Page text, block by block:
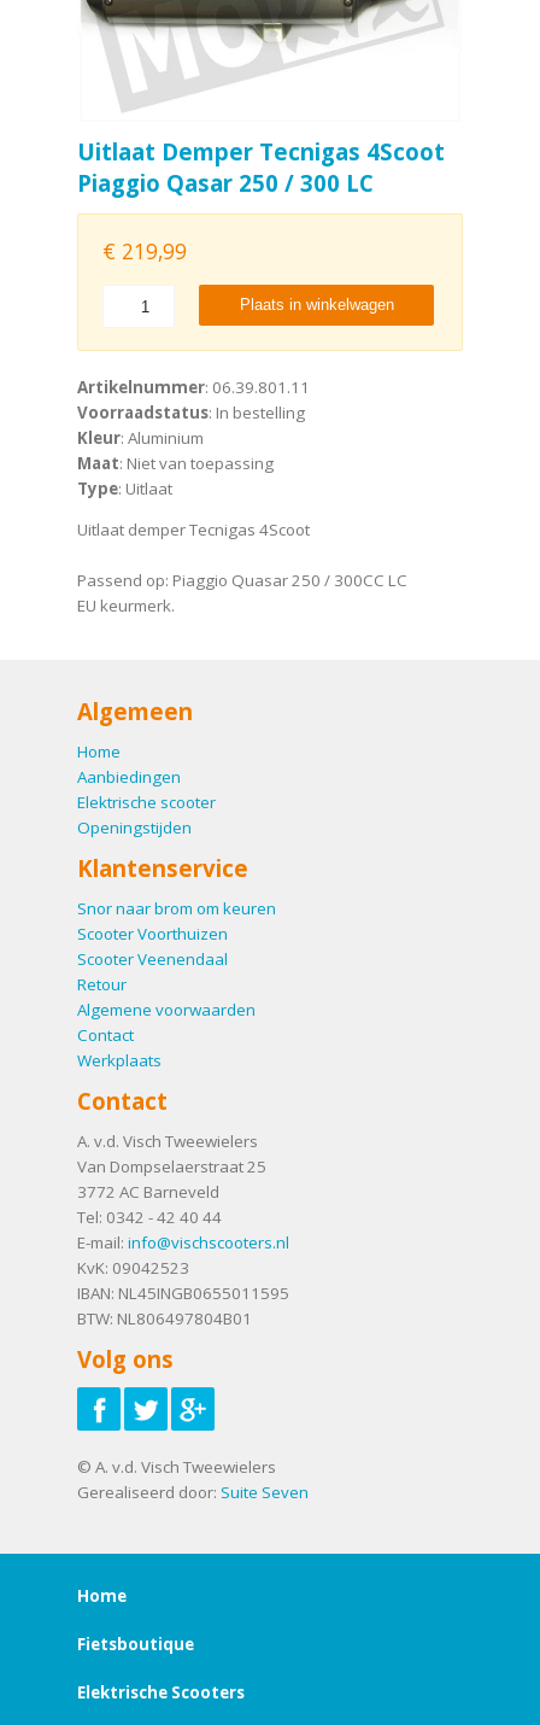
Uitlaat Demper Tecnigas 4Scoot
Piaggio Qasar 250 / 300 LC
€ 219,99
Plaats in winkelwagen
Artikelnummer: 06.39.801.11
Voorraadstatus: In bestelling
Kleur: Aluminium
Maat: Niet van toepassing
Type: Uitlaat
Uitlaat demper Tecnigas 4Scoot
Passend op: Piaggio Quasar 250 / 300CC LC
EU keurmerk.
Algemeen
Home
Aanbiedingen
Elektrische scooter
Openingstijden
Klantenservice
Snor naar brom om keuren
Scooter Voorthuizen
Scooter Veenendaal
Retour
Algemene voorwaarden
Contact
Werkplaats
Contact
A. v.d. Visch Tweewielers
Van Dompselaerstraat 25
3772 AC Barneveld
Tel: 0342 - 42 40 44
E-mail: info@vischscooters.nl
KvK: 09042523
IBAN: NL45INGB0655011595
BTW: NL806497804B01
Volg ons
© A. v.d. Visch Tweewielers
Gerealiseerd door: Suite Seven
Home
Fietsboutique
Elektrische Scooters